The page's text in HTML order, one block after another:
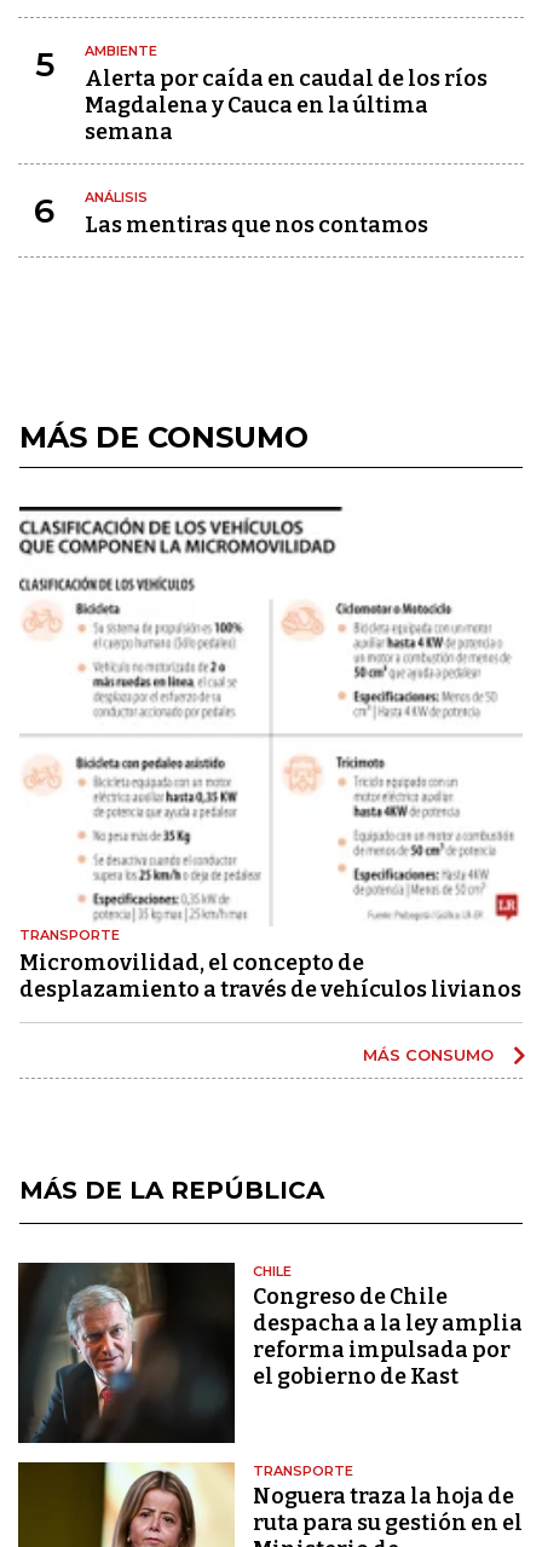
5 AMBIENTE
Alerta por caída en caudal de los ríos
Magdalena y Cauca en la última
semana
6 ANÁLISIS
Las mentiras que nos contamos
MÁS DE CONSUMO
TRANSPORTE
Micromovilidad, el concepto de
desplazamiento a través de vehículos livianos
MÁS CONSUMO
MÁS DE LA REPÚBLICA
CHILE
Congreso de Chile
despacha a la ley amplia
reforma impulsada por
el gobierno de Kast
TRANSPORTE
Noguera traza la hoja de
ruta para su gestión en el